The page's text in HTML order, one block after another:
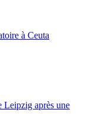
à Ceuta
Leipzig après une